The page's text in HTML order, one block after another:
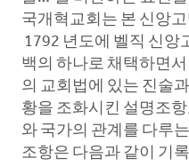
국개혁교회는 본 신앙
1792 년도에 벨직 신앙
백의 하나로 채택하면
의 교회법에 있는 진술
황을 조화시킨 설명조
와 국가의 관계를 다루
조항은 다음과 같이 기